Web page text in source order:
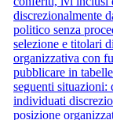
discrezionalmente
politico senza
selezione e titolari
organizzativa con
pubblicare in
seguenti
individuati
posizione